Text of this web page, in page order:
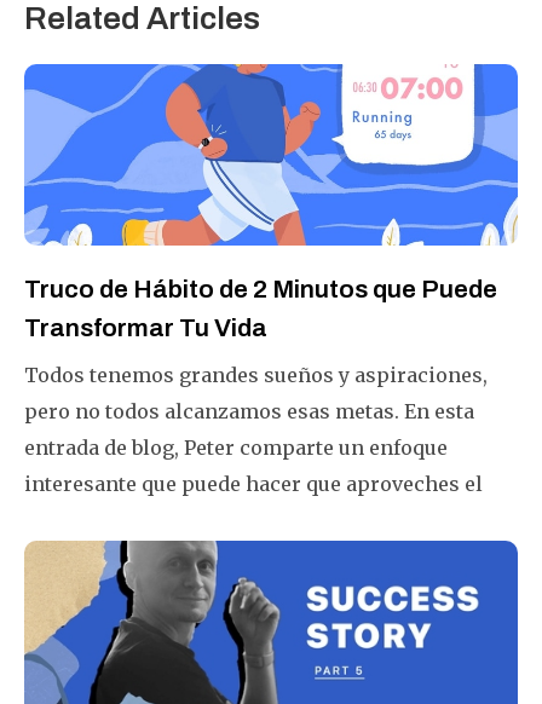
Related Articles
Truco de Hábito de 2 Minutos que Puede
Transformar Tu Vida
Todos tenemos grandes sueños y aspiraciones,
pero no todos alcanzamos esas metas. En esta
entrada de blog, Peter comparte un enfoque
interesante que puede hacer que aproveches el
de fallas, asegurando que siempre terminarás un
día 1% mejor que ayer.